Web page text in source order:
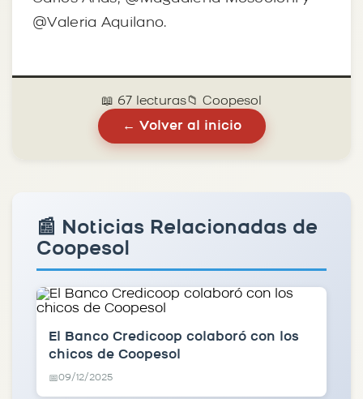
@Valeria Aquilano.
📖 67 lecturas📁 Coopesol
← Volver al inicio
📰 Noticias Relacionadas de
Coopesol
El Banco Credicoop colaboró con los
chicos de Coopesol
📅09/12/2025